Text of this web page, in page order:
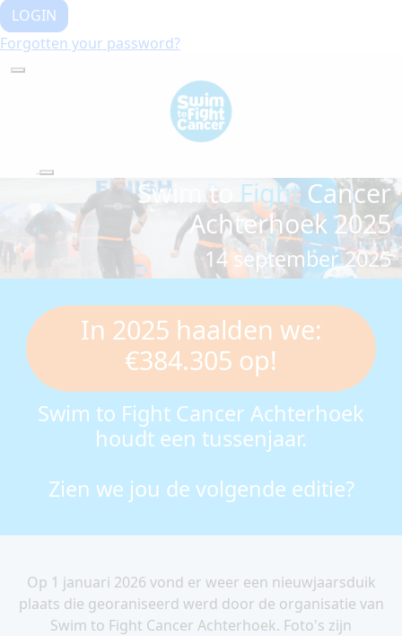
LOGIN
Forgotten your password?
Swim to Fight Cancer
Achterhoek 2025
14 september 2025
In 2025 haalden we:
€384.305 op!
Swim to Fight Cancer Achterhoek
houdt een tussenjaar.
Zien we jou de volgende editie?
Op 1 januari 2026 vond er weer een nieuwjaarsduik
plaats die georaniseerd werd door de organisatie van
Swim to Fight Cancer Achterhoek. Foto's zijn